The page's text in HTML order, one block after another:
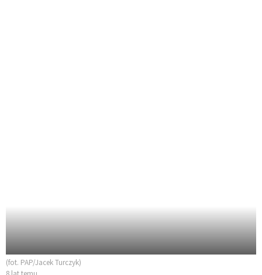
(fot. PAP/Jacek Turczyk)